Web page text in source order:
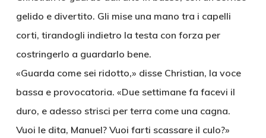
gelido e divertito. Gli mise una mano tra i capelli
corti, tirandogli indietro la testa con forza per
costringerlo a guardarlo bene.
«Guarda come sei ridotto,» disse Christian, la voce
bassa e provocatoria. «Due settimane fa facevi il
duro, e adesso strisci per terra come una cagna.
Vuoi le dita, Manuel? Vuoi farti scassare il culo?»